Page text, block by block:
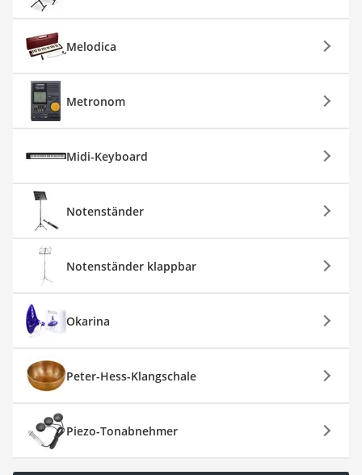
Melodica
Metronom
Midi-Keyboard
Notenständer
Notenständer klappbar
Okarina
Peter-Hess-Klangschale
Piezo-Tonabnehmer